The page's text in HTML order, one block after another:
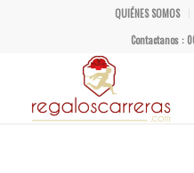
QUIÉNES SOMOS
Contactanos :